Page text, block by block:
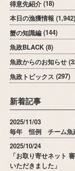
得意先紹介 (18)
本日の漁獲情報 (1,942)
蟹の知識編 (144)
魚政BLACK (8)
魚政からのお知らせ
魚政トピックス (297)
新着記事
2025/11/03
毎年 恒例 チーム魚
2025/10/24
「お取り寄せネット
いただきました」